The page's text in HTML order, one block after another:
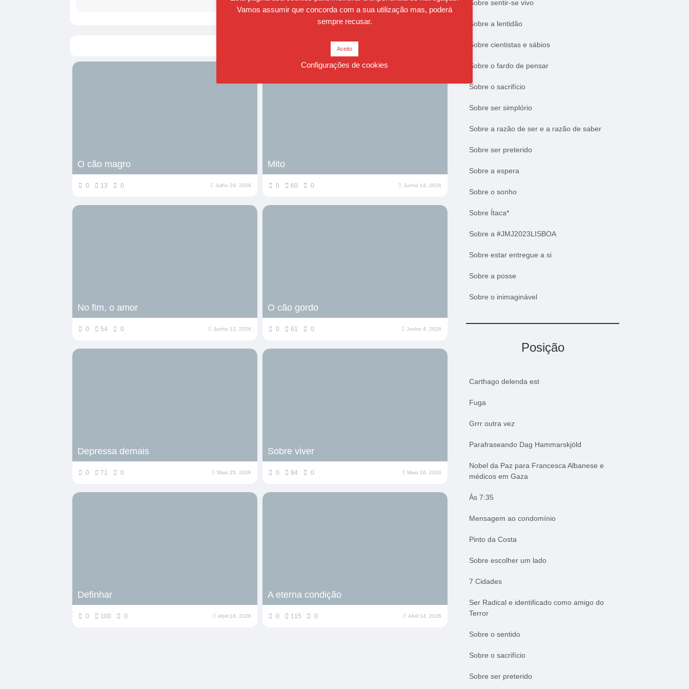
O cão magro
0 13 0 Julho 29, 2026
Mito
0 60 0 Junho 14, 2026
No fim, o amor
0 54 0 Junho 12, 2026
O cão gordo
0 61 0 Junho 4, 2026
Depressa demais
0 71 0 Maio 25, 2026
Sobre viver
0 84 0 Maio 16, 2026
Definhar
0 100 0 Abril 18, 2026
A eterna condição
0 115 0 Abril 14, 2026
Sobre sentir-se vivo
Sobre a lentidão
Sobre cientistas e sábios
Sobre o fardo de pensar
Sobre o sacrifício
Sobre ser simplório
Sobre a razão de ser e a razão de saber
Sobre ser preterido
Sobre a espera
Sobre o sonho
Sobre Ítaca*
Sobre a #JMJ2023LISBOA
Sobre estar entregue a si
Sobre a posse
Sobre o inimaginável
Posição
Carthago delenda est
Fuga
Grrr outra vez
Parafraseando Dag Hammarskjöld
Nobel da Paz para Francesca Albanese e
médicos em Gaza
Às 7:35
Mensagem ao condomínio
Pinto da Costa
Sobre escolher um lado
7 Cidades
Ser Radical e identificado como amigo do
Terror
Sobre o sentido
Sobre o sacrifício
Sobre ser preterido
Vamos assumir que concorda com a sua utilização mas, poderá
sempre recusar.
Aceito
Configurações de cookies